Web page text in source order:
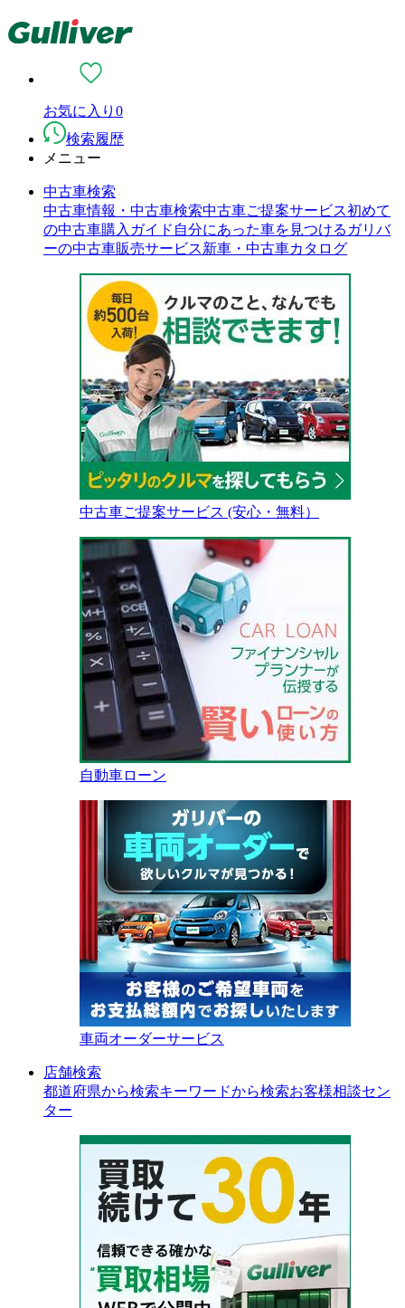
お気に入り 0
検索履歴
メニュー
中古車検索
中古車情報・中古車検索中古車ご提案サービス初めて
の中古車購入ガイド 自分にあった車を見つける ガリバ
ーの中古車販売サービス新車・中古車カタログ
中古車ご提案サービス (安心・無料）
自動車ローン
車両オーダーサービス
店舗検索
都道府県から検索キーワードから検索お客様相談セン
ター